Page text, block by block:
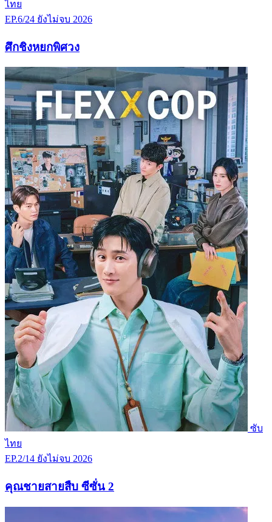
ไทย
EP.6/24 ยังไม่จบ 2026
ศึกชิงหยกพิศวง
ซับ
ไทย
EP.2/14 ยังไม่จบ 2026
คุณชายสายสืบ ซีซั่น 2